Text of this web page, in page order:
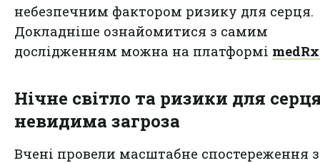
небезпечним фактором ризику для серця.
Докладніше ознайомитися з самим
дослідженням можна на платформі
Нічне світло та ризики для
невидима загроза
Вчені провели масштабне спостереження